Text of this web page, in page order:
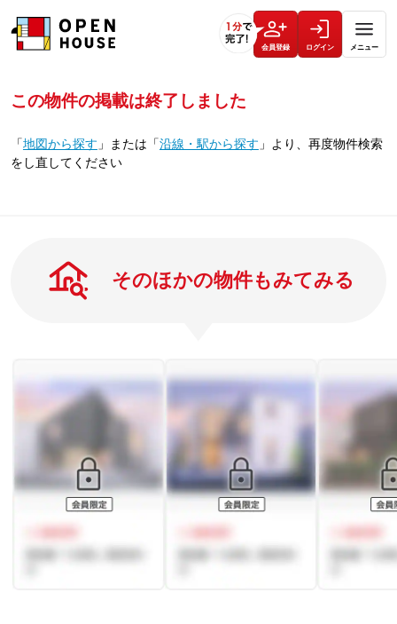
会員登録 ログイン メニュー
この物件の掲載は終了しました
「地図から探す 」 または 「沿線・駅から探す 」 より、再度物件検索
をし直してください
そのほかの物件もみてみる